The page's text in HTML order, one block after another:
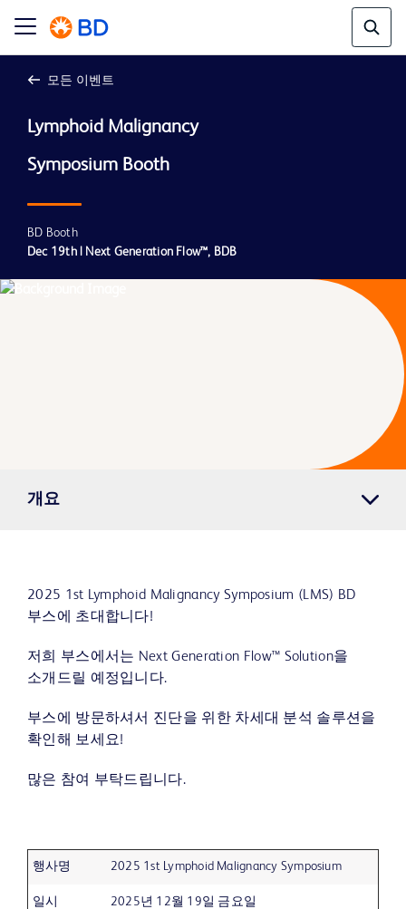
모든 이벤트
Lymphoid Malignancy
Symposium Booth
BD Booth
Dec 19th | Next Generation Flow™, BDB
개요
2025 1st Lymphoid Malignancy Symposium (LMS) BD
부스에 초대합니다!
저희 부스에서는 Next Generation Flow™ Solution을
소개드릴 예정입니다.
부스에 방문하셔서 진단을 위한 차세대 분석 솔루션을
확인해 보세요!
많은 참여 부탁드립니다.
행사명 2025 1st Lymphoid Malignancy Symposium
일시 2025년 12월 19일 금요일